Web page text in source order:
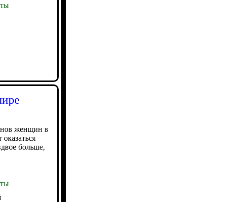
женщин в
оказаться
больше,